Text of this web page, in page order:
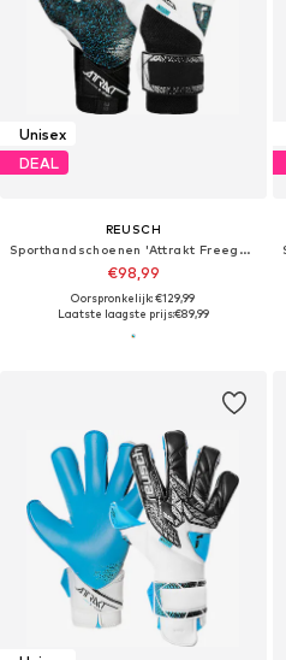
Unisex
DEAL
REUSCH
Sporthandschoenen 'Attrakt Freegel Fusion Goaliator'
€98,99
Oorspronkelijk: €129,99
Laatste laagste prijs:€89,99